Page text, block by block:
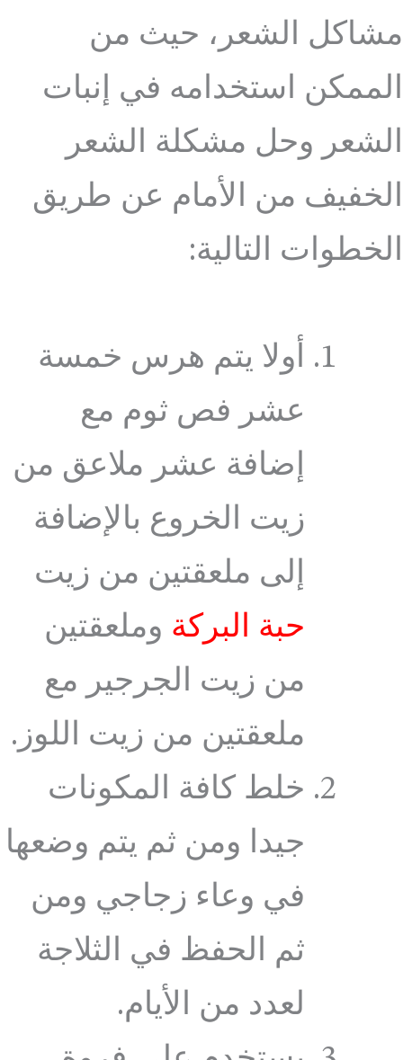
مشاكل الشعر، حيث من
الممكن استخدامه في إنبات
الشعر وحل مشكلة الشعر
الخفيف من الأمام عن طريق
الخطوات التالية:
أولا يتم هرس خمسة
عشر فص ثوم مع
إضافة عشر ملاعق من
زيت الخروع بالإضافة
إلى ملعقتين من زيت
حبة البركة وملعقتين
من زيت الجرجير مع
ملعقتين من زيت اللوز.
خلط كافة المكونات
جيدا ومن ثم يتم وضعها
في وعاء زجاجي ومن
ثم الحفظ في الثلاجة
لعدد من الأيام.